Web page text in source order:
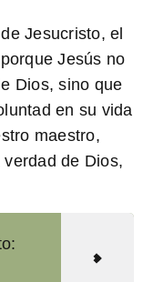
Jesucristo, el
Jesús no
Dios, sino que
en su vida
maestro,
de Dios,